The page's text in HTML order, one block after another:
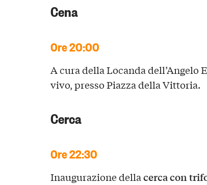
Cena
Ore 20:00
A cura della Locanda dell’Angelo
vivo, presso Piazza della Vittoria.
Cerca
Ore 22:30
Inaugurazione dellacerca con